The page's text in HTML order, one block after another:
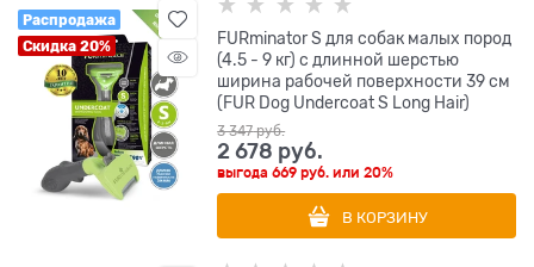
Распродажа
Скидка 20%
FURminator S для собак малых пород
(4.5 - 9 кг) с длинной шерстью
ширина рабочей поверхности 39 см
(FUR Dog Undercoat S Long Hair)
3 347 руб.
2 678 руб.
выгода669 руб. или20%
В КОРЗИНУ